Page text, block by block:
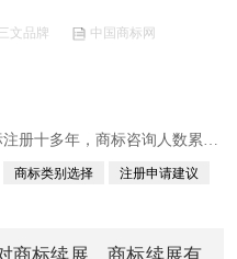
文品牌
中国商标网
册十多年，商标咨询人数累计
商标类别选择 注册申请建议